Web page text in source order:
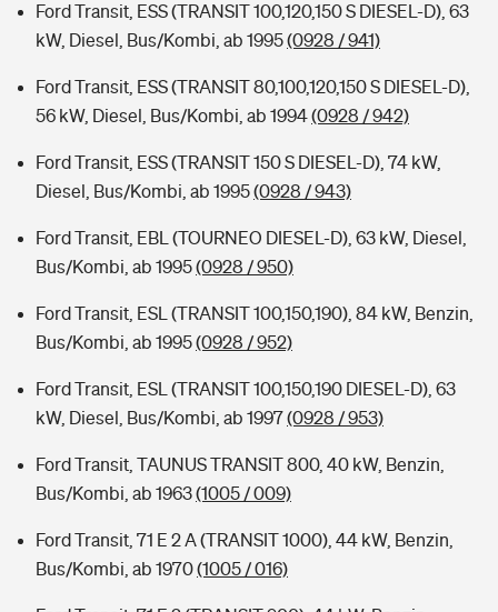
Ford Transit, ESS (TRANSIT 100,120,150 S DIESEL-D), 63
kW, Diesel, Bus/Kombi, ab 1995(0928 / 941)
Ford Transit, ESS (TRANSIT 80,100,120,150 S DIESEL-D),
56 kW, Diesel, Bus/Kombi, ab 1994(0928 / 942)
Ford Transit, ESS (TRANSIT 150 S DIESEL-D), 74 kW,
Diesel, Bus/Kombi, ab 1995(0928 / 943)
Ford Transit, EBL (TOURNEO DIESEL-D), 63 kW, Diesel,
Bus/Kombi, ab 1995(0928 / 950)
Ford Transit, ESL (TRANSIT 100,150,190), 84 kW, Benzin,
Bus/Kombi, ab 1995(0928 / 952)
Ford Transit, ESL (TRANSIT 100,150,190 DIESEL-D), 63
kW, Diesel, Bus/Kombi, ab 1997(0928 / 953)
Ford Transit, TAUNUS TRANSIT 800, 40 kW, Benzin,
Bus/Kombi, ab 1963(1005 / 009)
Ford Transit, 71 E 2 A (TRANSIT 1000), 44 kW, Benzin,
Bus/Kombi, ab 1970(1005 / 016)